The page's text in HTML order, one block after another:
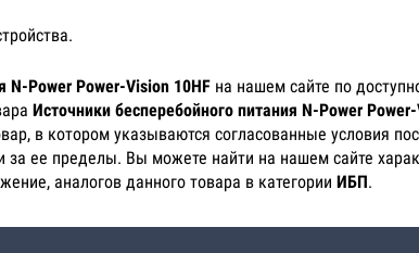
N-Power Power-Vision 10HF на нашем сайте по
Источники бесперебойного питания N-Power
в котором указываются согласованные условия
за ее пределы. Вы можете найти на нашем сайте
аналогов данного товара в категории ИБП.